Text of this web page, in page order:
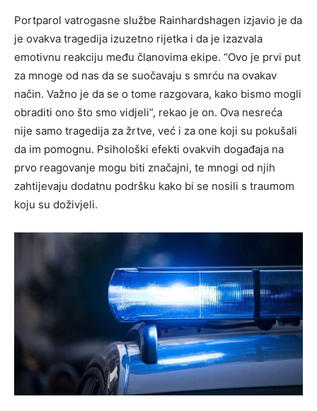
Portparol vatrogasne službe Rainhardshagen izjavio je da
je ovakva tragedija izuzetno rijetka i da je izazvala
emotivnu reakciju među članovima ekipe. “Ovo je prvi put
za mnoge od nas da se suočavaju s smrću na ovakav
način. Važno je da se o tome razgovara, kako bismo mogli
obraditi ono što smo vidjeli”, rekao je on. Ova nesreća
nije samo tragedija za žrtve, već i za one koji su pokušali
da im pomognu. Psihološki efekti ovakvih događaja na
prvo reagovanje mogu biti značajni, te mnogi od njih
zahtijevaju dodatnu podršku kako bi se nosili s traumom
koju su doživjeli.